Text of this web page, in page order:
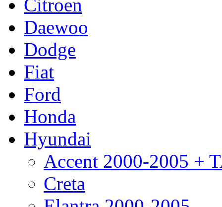
Citroen
Daewoo
Dodge
Fiat
Ford
Honda
Hyundai
Accent 2000-2005 +
Creta